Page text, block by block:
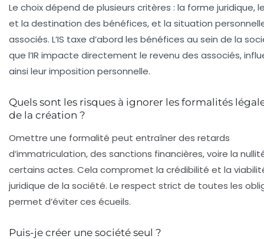
Le choix dépend de plusieurs critères : la forme juridique,
et la destination des bénéfices, et la situation
associés. L’IS taxe d’abord les bénéfices au sein de la
que l’IR impacte directement le revenu des associés,
ainsi leur imposition personnelle.
Quels sont les risques à ignorer les formalités
de la création ?
Omettre une formalité peut entraîner des retards
d’immatriculation, des sanctions financières, voire la
certains actes. Cela compromet la crédibilité et la
juridique de la société. Le respect strict de toutes les
permet d’éviter ces écueils.
Puis-je créer une société seul ?